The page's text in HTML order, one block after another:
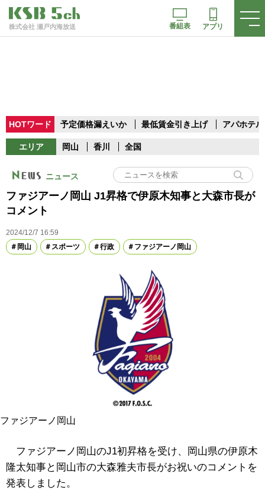
株式会社 瀬戸内海放送 番組表 アプリ
HOTワード 予定価格漏えいか 最低賃金引き上げ アパホテル
エリア 岡山 香川 全国
ニュース
ファジアーノ岡山 J1昇格で伊原木知事と大森市長が
コメント
2024/12/7 16:59
岡山
スポーツ 行政 ファジアーノ岡山
ファジアーノ岡山
ファジアーノ岡山のJ1初昇格を受け、岡山県の伊原木
隆太知事と岡山市の大森雅夫市長がお祝いのコメントを
発表しました。